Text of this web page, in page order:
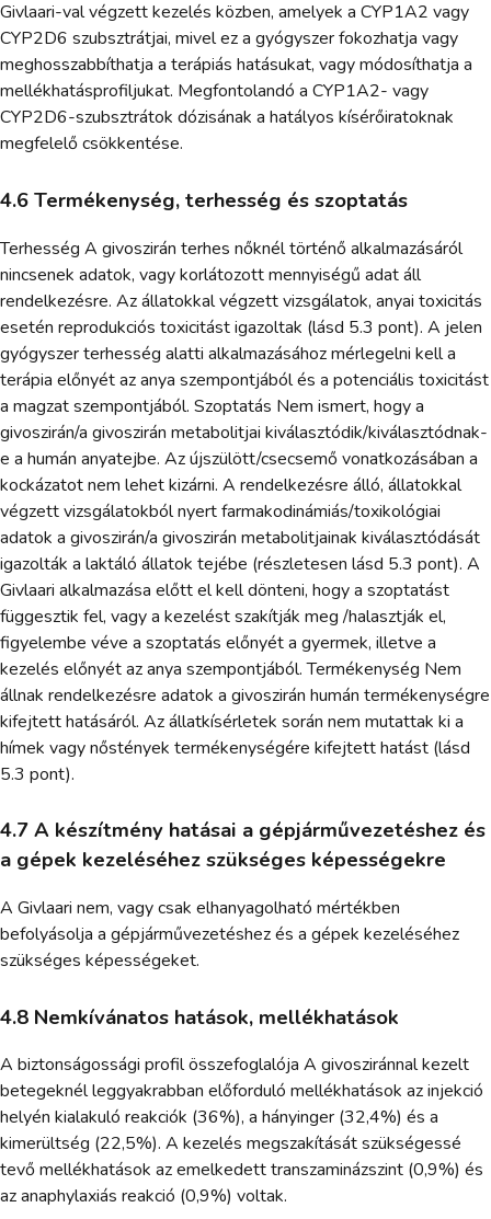
Givlaari-val végzett kezelés közben, amelyek a CYP1A2 vagy
CYP2D6 szubsztrátjai, mivel ez a gyógyszer fokozhatja vagy
meghosszabbíthatja a terápiás hatásukat, vagy módosíthatja a
mellékhatásprofiljukat. Megfontolandó a CYP1A2- vagy
CYP2D6-szubsztrátok dózisának a hatályos kísérőiratoknak
megfelelő csökkentése.
4.6 Termékenység, terhesség és szoptatás
Terhesség A givoszirán terhes nőknél történő alkalmazásáról
nincsenek adatok, vagy korlátozott mennyiségű adat áll
rendelkezésre. Az állatokkal végzett vizsgálatok, anyai toxicitás
esetén reprodukciós toxicitást igazoltak (lásd 5.3 pont). A jelen
gyógyszer terhesség alatti alkalmazásához mérlegelni kell a
terápia előnyét az anya szempontjából és a potenciális toxicitást
a magzat szempontjából. Szoptatás Nem ismert, hogy a
givoszirán/a givoszirán metabolitjai kiválasztódik/kiválasztódnak-
e a humán anyatejbe. Az újszülött/csecsemő vonatkozásában a
kockázatot nem lehet kizárni. A rendelkezésre álló, állatokkal
végzett vizsgálatokból nyert farmakodinámiás/toxikológiai
adatok a givoszirán/a givoszirán metabolitjainak kiválasztódását
igazolták a laktáló állatok tejébe (részletesen lásd 5.3 pont). A
Givlaari alkalmazása előtt el kell dönteni, hogy a szoptatást
függesztik fel, vagy a kezelést szakítják meg /halasztják el,
figyelembe véve a szoptatás előnyét a gyermek, illetve a
kezelés előnyét az anya szempontjából. Termékenység Nem
állnak rendelkezésre adatok a givoszirán humán termékenységre
kifejtett hatásáról. Az állatkísérletek során nem mutattak ki a
hímek vagy nőstények termékenységére kifejtett hatást (lásd
5.3 pont).
4.7 A készítmény hatásai a gépjárművezetéshez és
a gépek kezeléséhez szükséges képességekre
A Givlaari nem, vagy csak elhanyagolható mértékben
befolyásolja a gépjárművezetéshez és a gépek kezeléséhez
szükséges képességeket.
4.8 Nemkívánatos hatások, mellékhatások
A biztonságossági profil összefoglalója A givosziránnal kezelt
betegeknél leggyakrabban előforduló mellékhatások az injekció
helyén kialakuló reakciók (36%), a hányinger (32,4%) és a
kimerültség (22,5%). A kezelés megszakítását szükségessé
tevő mellékhatások az emelkedett transzaminázszint (0,9%) és
az anaphylaxiás reakció (0,9%) voltak.